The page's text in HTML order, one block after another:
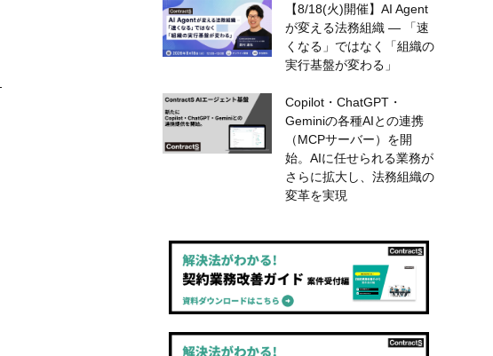
【8/18(火)開催】AI Agent
が変える法務組織 — 「速
くなる」ではなく「組織の
実行基盤が変わる」
Copilot・ChatGPT・
Geminiの各種AIとの連携
（MCPサーバー）を開
始。AIに任せられる業務が
さらに拡大し、法務組織の
変革を実現